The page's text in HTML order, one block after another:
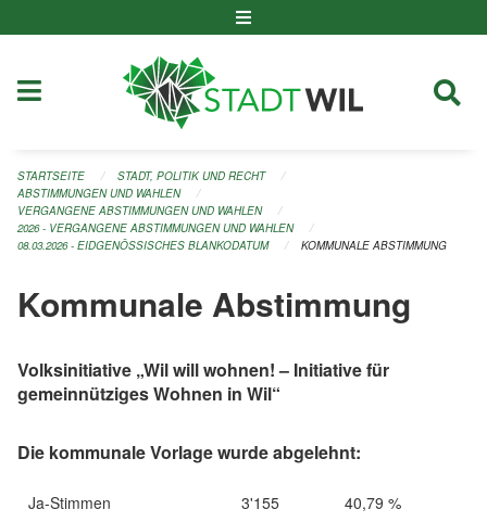
STARTSEITE
STADT, POLITIK UND RECHT
ABSTIMMUNGEN UND WAHLEN
VERGANGENE ABSTIMMUNGEN UND WAHLEN
2026 - VERGANGENE ABSTIMMUNGEN UND WAHLEN
08.03.2026 - EIDGENÖSSISCHES BLANKODATUM
KOMMUNALE ABSTIMMUNG
Kommunale Abstimmung
Volksinitiative „Wil will wohnen! – Initiative für
gemeinnütziges Wohnen in Wil“
Die kommunale Vorlage wurdeabgelehnt:
Ja-Stimmen 3'155
40,79 %